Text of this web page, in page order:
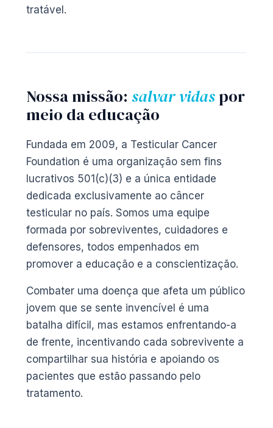
tratável.
Nossa missão: salvar vidaspor
meio da educação
Fundada em 2009, a Testicular Cancer
Foundation é uma organização sem fins
lucrativos 501(c)(3) e a única entidade
dedicada exclusivamente ao câncer
testicular no país. Somos uma equipe
formada por sobreviventes, cuidadores e
defensores, todos empenhados em
promover a educação e a conscientização.
Combater uma doença que afeta um público
jovem que se sente invencível é uma
batalha difícil, mas estamos enfrentando-a
de frente, incentivando cada sobrevivente a
compartilhar sua história e apoiando os
pacientes que estão passando pelo
tratamento.